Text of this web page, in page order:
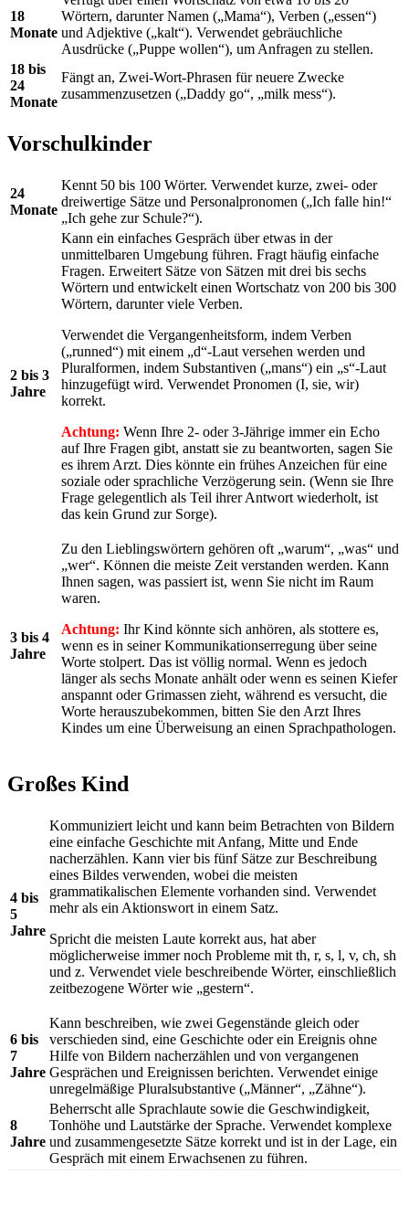
18
Monate
Wörtern, darunter Namen („Mama“), Verben („essen“)
und Adjektive („kalt“). Verwendet gebräuchliche
Ausdrücke („Puppe wollen“), um Anfragen zu stellen.
18 bis
24
Monate
Fängt an, Zwei-Wort-Phrasen für neuere Zwecke
zusammenzusetzen („Daddy go“, „milk mess“).
Vorschulkinder
24
Monate
Kennt 50 bis 100 Wörter. Verwendet kurze, zwei- oder
dreiwertige Sätze und Personalpronomen („Ich falle hin!“
„Ich gehe zur Schule?“).
2 bis 3
Jahre
Kann ein einfaches Gespräch über etwas in der
unmittelbaren Umgebung führen. Fragt häufig einfache
Fragen. Erweitert Sätze von Sätzen mit drei bis sechs
Wörtern und entwickelt einen Wortschatz von 200 bis 300
Wörtern, darunter viele Verben.
Verwendet die Vergangenheitsform, indem Verben
(„runned“) mit einem „d“-Laut versehen werden und
Pluralformen, indem Substantiven („mans“) ein „s“-Laut
hinzugefügt wird. Verwendet Pronomen (I, sie, wir)
korrekt.
Achtung: Wenn Ihre 2- oder 3-Jährige immer ein Echo
auf Ihre Fragen gibt, anstatt sie zu beantworten, sagen Sie
es ihrem Arzt. Dies könnte ein frühes Anzeichen für eine
soziale oder sprachliche Verzögerung sein. (Wenn sie Ihre
Frage gelegentlich als Teil ihrer Antwort wiederholt, ist
das kein Grund zur Sorge).
3 bis 4
Jahre
Zu den Lieblingswörtern gehören oft „warum“, „was“ und
„wer“. Können die meiste Zeit verstanden werden. Kann
Ihnen sagen, was passiert ist, wenn Sie nicht im Raum
waren.
Achtung: Ihr Kind könnte sich anhören, als stottere es,
wenn es in seiner Kommunikationserregung über seine
Worte stolpert. Das ist völlig normal. Wenn es jedoch
länger als sechs Monate anhält oder wenn es seinen Kiefer
anspannt oder Grimassen zieht, während es versucht, die
Worte herauszubekommen, bitten Sie den Arzt Ihres
Kindes um eine Überweisung an einen Sprachpathologen.
Großes Kind
4 bis
5
Jahre
Kommuniziert leicht und kann beim Betrachten von Bildern
eine einfache Geschichte mit Anfang, Mitte und Ende
nacherzählen. Kann vier bis fünf Sätze zur Beschreibung
eines Bildes verwenden, wobei die meisten
grammatikalischen Elemente vorhanden sind. Verwendet
mehr als ein Aktionswort in einem Satz.
Spricht die meisten Laute korrekt aus, hat aber
möglicherweise immer noch Probleme mit th, r, s, l, v, ch, sh
und z. Verwendet viele beschreibende Wörter, einschließlich
zeitbezogene Wörter wie „gestern“.
6 bis
7
Jahre
Kann beschreiben, wie zwei Gegenstände gleich oder
verschieden sind, eine Geschichte oder ein Ereignis ohne
Hilfe von Bildern nacherzählen und von vergangenen
Gesprächen und Ereignissen berichten. Verwendet einige
unregelmäßige Pluralsubstantive („Männer“, „Zähne“).
8
Jahre
Beherrscht alle Sprachlaute sowie die Geschwindigkeit,
Tonhöhe und Lautstärke der Sprache. Verwendet komplexe
und zusammengesetzte Sätze korrekt und ist in der Lage, ein
Gespräch mit einem Erwachsenen zu führen.